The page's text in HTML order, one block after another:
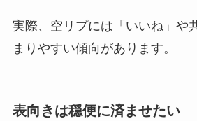
実際、空リプには「いいね」や
まりやすい傾向があります。
表向きは穏便に済ませたい